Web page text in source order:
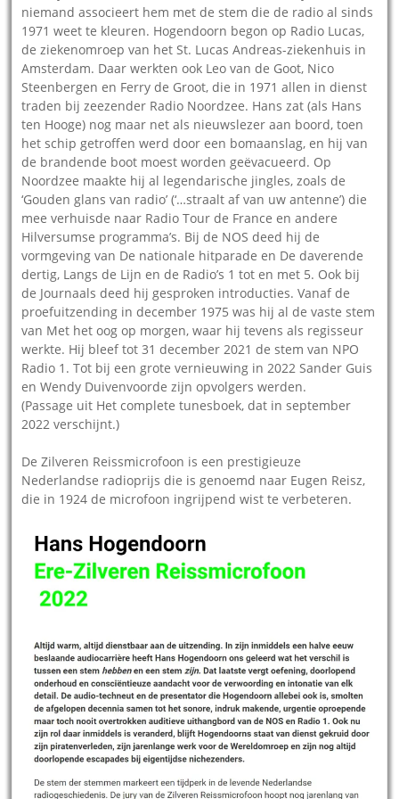
niemand associeert hem met de stem die de radio al sinds
1971 weet te kleuren. Hogendoorn begon op Radio Lucas,
de ziekenomroep van het St. Lucas Andreas-ziekenhuis in
Amsterdam. Daar werkten ook Leo van de Goot, Nico
Steenbergen en Ferry de Groot, die in 1971 allen in dienst
traden bij zeezender Radio Noordzee. Hans zat (als Hans
ten Hooge) nog maar net als nieuwslezer aan boord, toen
het schip getroffen werd door een bomaanslag, en hij van
de brandende boot moest worden geëvacueerd. Op
Noordzee maakte hij al legendarische jingles, zoals de
‘Gouden glans van radio’ (‘…straalt af van uw antenne’) die
mee verhuisde naar Radio Tour de France en andere
Hilversumse programma’s. Bij de NOS deed hij de
vormgeving van De nationale hitparade en De daverende
dertig, Langs de Lijn en de Radio’s 1 tot en met 5. Ook bij
de Journaals deed hij gesproken introducties. Vanaf de
proefuitzending in december 1975 was hij al de vaste stem
van Met het oog op morgen, waar hij tevens als regisseur
werkte. Hij bleef tot 31 december 2021 de stem van NPO
Radio 1. Tot bij een grote vernieuwing in 2022 Sander Guis
en Wendy Duivenvoorde zijn opvolgers werden.
(Passage uit Het complete tunesboek, dat in september
2022 verschijnt.)
De Zilveren Reissmicrofoon is een prestigieuze
Nederlandse radioprijs die is genoemd naar Eugen Reisz,
die in 1924 de microfoon ingrijpend wist te verbeteren.